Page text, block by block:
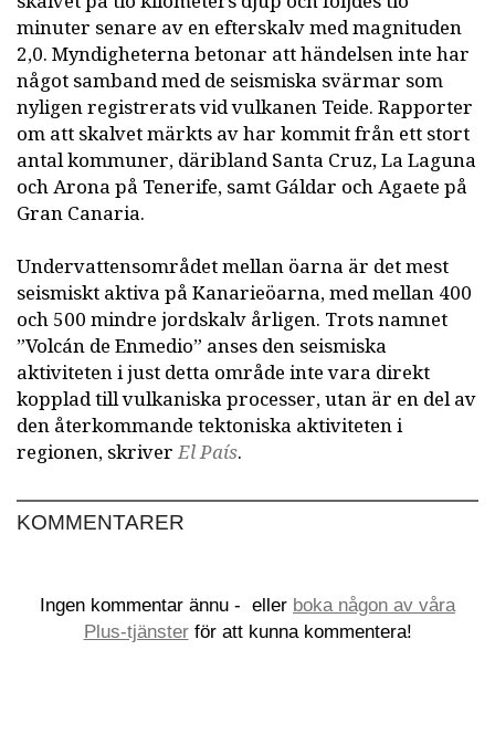
minuter senare av en efterskalv med magnituden
2,0. Myndigheterna betonar att händelsen inte har
något samband med de seismiska svärmar som
nyligen registrerats vid vulkanen Teide. Rapporter
om att skalvet märkts av har kommit från ett stort
antal kommuner, däribland Santa Cruz, La Laguna
och Arona på Tenerife, samt Gáldar och Agaete på
Gran Canaria.
Undervattensområdet mellan öarna är det mest
seismiskt aktiva på Kanarieöarna, med mellan 400
och 500 mindre jordskalv årligen. Trots namnet
”Volcán de Enmedio” anses den seismiska
aktiviteten i just detta område inte vara direkt
kopplad till vulkaniska processer, utan är en del av
den återkommande tektoniska aktiviteten i
regionen, skriverEl País.
KOMMENTARER
Ingen kommentar ännu - eller boka någon av våra
Plus-tjänsterför att kunna kommentera!